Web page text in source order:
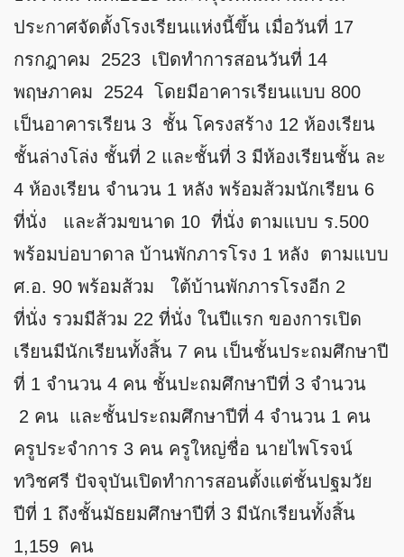
ประกาศจัดตั้งโรงเรียนแห่งนี้ขึ้น เมื่อวันที่ 17
กรกฎาคม 2523 เปิดทำการสอนวันที่ 14
พฤษภาคม 2524 โดยมีอาคารเรียนแบบ 800
เป็นอาคารเรียน 3 ชั้น โครงสร้าง 12 ห้องเรียน
ชั้นล่างโล่ง ชั้นที่ 2 และชั้นที่ 3 มีห้องเรียนชั้น ละ
4 ห้องเรียน จำนวน 1 หลัง พร้อมส้วมนักเรียน 6
ที่นั่ง และส้วมขนาด 10 ที่นั่ง ตามแบบ ร.500
พร้อมบ่อบาดาล บ้านพักภารโรง 1 หลัง ตามแบบ
ศ.อ. 90 พร้อมส้วม ใต้บ้านพักภารโรงอีก 2
ที่นั่ง รวมมีส้วม 22 ที่นั่ง ในปีแรก ของการเปิด
เรียนมีนักเรียนทั้งสิ้น 7 คน เป็นชั้นประถมศึกษาปี
ที่ 1 จำนวน 4 คน ชั้นปะถมศึกษาปีที่ 3 จำนวน
2 คน และชั้นประถมศึกษาปีที่ 4 จำนวน 1 คน
ครูประจำการ 3 คน ครูใหญ่ชื่อ นายไพโรจน์
ทวิชศรี ปัจจุบันเปิดทำการสอนตั้งแต่ชั้นปฐมวัย
ปีที่ 1 ถึงชั้นมัธยมศึกษาปีที่ 3 มีนักเรียนทั้งสิ้น
1,159 คน